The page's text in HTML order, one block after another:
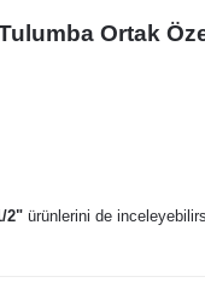
Ortak
2" ürünlerini de